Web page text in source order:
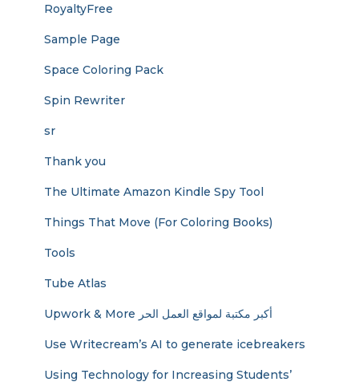
RoyaltyFree
Sample Page
Space Coloring Pack
Spin Rewriter
sr
Thank you
The Ultimate Amazon Kindle Spy Tool
Things That Move (For Coloring Books)
Tools
Tube Atlas
Upwork & More أكبر مكتبة لمواقع العمل الحر
Use Writecream’s AI to generate icebreakers
Using Technology for Increasing Students’